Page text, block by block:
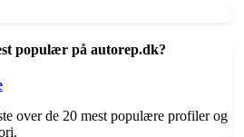
populær på autorep.dk?
over de 20 mest populære profiler og